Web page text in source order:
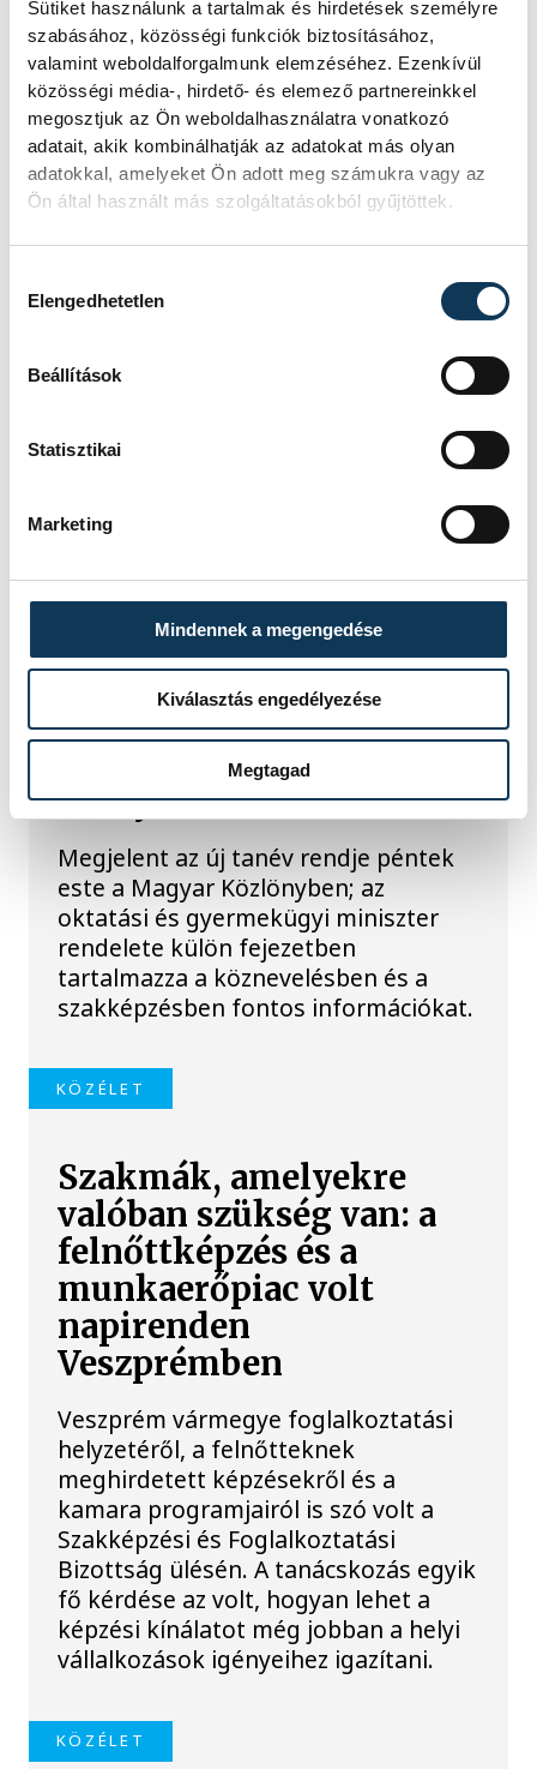
Sütiket használunk a tartalmak és hirdetések személyre
szabásához, közösségi funkciók biztosításához,
valamint weboldalforgalmunk elemzéséhez. Ezenkívül
közösségi média-, hirdető- és elemező partnereinkkel
megosztjuk az Ön weboldalhasználatra vonatkozó
adatait, akik kombinálhatják az adatokat más olyan
adatokkal, amelyeket Ön adott meg számukra vagy az
Ön által használt más szolgáltatásokból gyűjtöttek.
Elengedhetetlen
Beállítások
Statisztikai
Marketing
Mindennek a megengedése
Kiválasztás engedélyezése
Megtagad
TOVÁBBI CIKKEK
KÖZÉLET
Megjelent az új tanév
rendje
Megjelent az új tanév rendje péntek
este a Magyar Közlönyben; az
oktatási és gyermekügyi miniszter
rendelete külön fejezetben
tartalmazza a köznevelésben és a
szakképzésben fontos információkat.
KÖZÉLET
Szakmák, amelyekre
valóban szükség van: a
felnőttképzés és a
munkaerőpiac volt
napirenden
Veszprémben
Veszprém vármegye foglalkoztatási
helyzetéről, a felnőtteknek
meghirdetett képzésekről és a
kamara programjairól is szó volt a
Szakképzési és Foglalkoztatási
Bizottság ülésén. A tanácskozás egyik
fő kérdése az volt, hogyan lehet a
képzési kínálatot még jobban a helyi
vállalkozások igényeihez igazítani.
KÖZÉLET